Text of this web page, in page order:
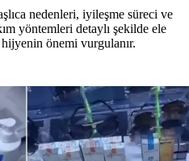
nedenleri, iyileşme süreci ve
yöntemleri detaylı şekilde ele
önemi vurgulanır.